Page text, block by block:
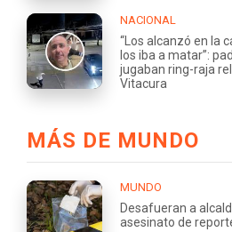
NACIONAL
“Los alcanzó en la
los iba a matar”:
jugaban ring-raja
Vitacura
MÁS DE MUNDO
MUNDO
Desafueran a
asesinato de